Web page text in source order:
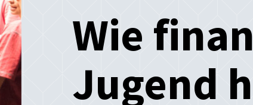
Wie
Jugend